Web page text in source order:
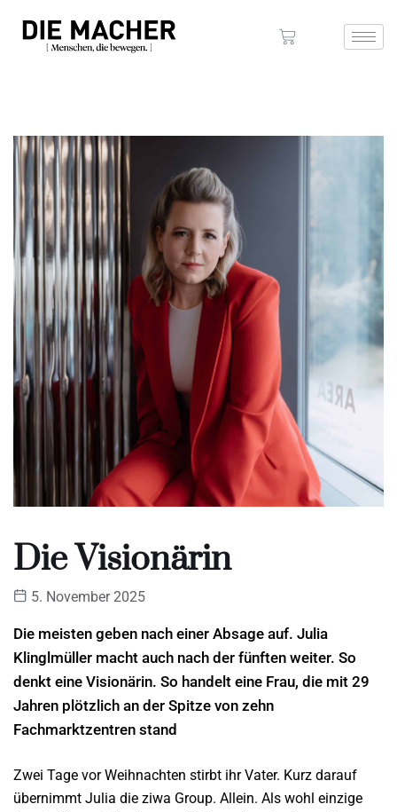
Die Visionärin
5. November 2025
Die meisten geben nach einer Absage auf. Julia
Klinglmüller macht auch nach der fünften weiter. So
denkt eine Visionärin. So handelt eine Frau, die mit 29
Jahren plötzlich an der Spitze von zehn
Fachmarktzentren stand
Zwei Tage vor Weihnachten stirbt ihr Vater. Kurz darauf
übernimmt Julia die ziwa Group. Allein. Als wohl einzige